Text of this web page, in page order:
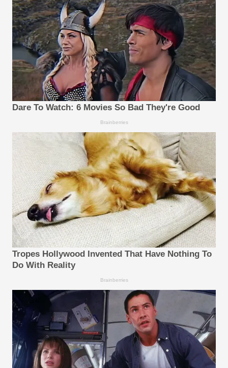
Dare To Watch: 6 Movies So Bad They're Good
Brainberries
Tropes Hollywood Invented That Have Nothing To
Do With Reality
Brainberries